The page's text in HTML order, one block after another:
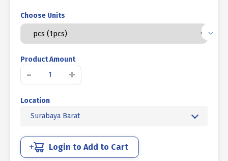
Choose Units
Product Amount
-
Kuantitas
OVAL
HEAD
#8
X
+
Location
Surabaya Barat
Login to Add to Cart